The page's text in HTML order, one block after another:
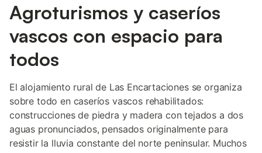
Agroturismos y caseríos
vascos con espacio para
todos
El alojamiento rural de Las Encartaciones se organiza
sobre todo en caseríos vascos rehabilitados:
construcciones de piedra y madera con tejados a dos
aguas pronunciados, pensados originalmente para
resistir la lluvia constante del norte peninsular. Muchos